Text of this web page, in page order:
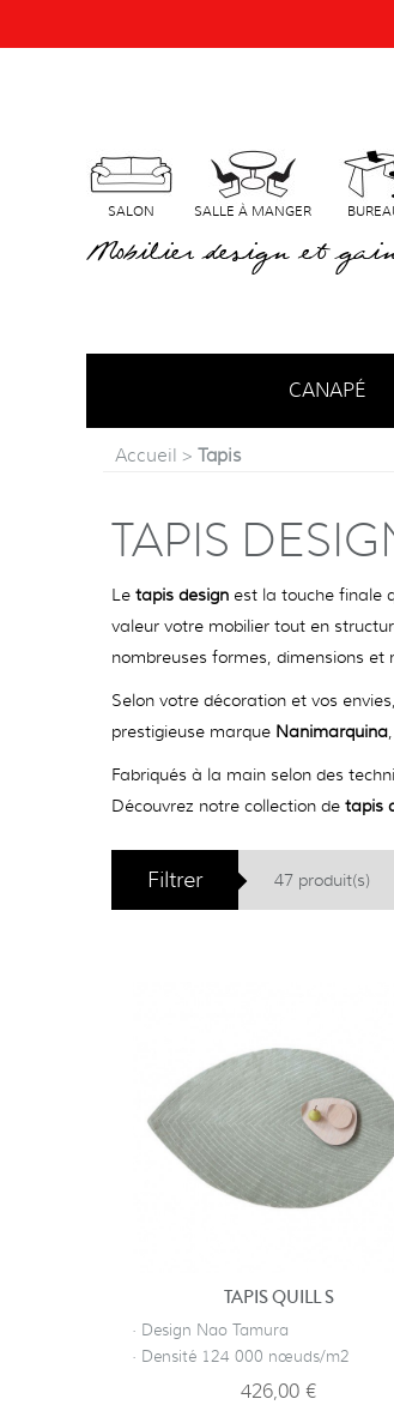
SALON SALLE À MANGER
Mobilier design et
CANAPÉ
Accueil > Tapis
TAPIS
Le tapis design est la touche finale
valeur votre mobilier tout en
nombreuses formes, dimensions et
Selon votre décoration et vos
prestigieuse marque Nanimarquina
Fabriqués à la main selon des
Découvrez notre collection de tapis
Filtrer 47 produit(s)
TAPIS QUILL S
· Design Nao Tamura
· Densité 124 000 nœuds/m2
426,00 €